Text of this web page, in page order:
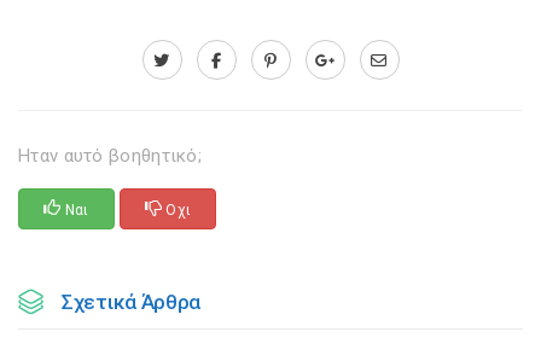
Ηταν αυτό βοηθητικό;
Ναι Οχι
Σχετικά Άρθρα